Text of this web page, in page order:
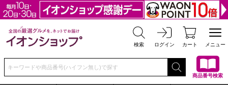
全国の厳選グルメを、ネットでお届け イオンショップ
検索 ログイン カート メニュー
検索キーワードまたは商品番号を入力してください
商品番号検索